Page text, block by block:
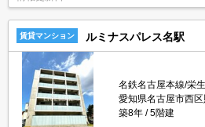
賃貸マンション ルミナスパレス名駅
名鉄名古屋本線/栄
愛知県名古屋市西
築8年
5階建